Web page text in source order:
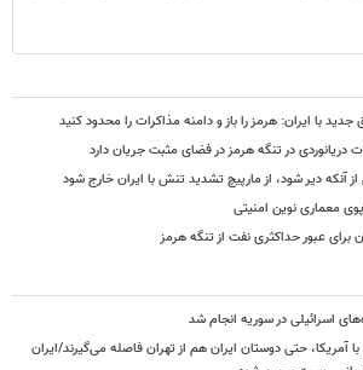
جدید با ایران: هرمز را باز و دامنه مذاکرات را محدود کنید
دریانوردی در تنگه هرمز در فضای مثبت جریان دارد
آنکه دیر شود، از مارپیچ تشدید تنش با ایران خارج شود
معماری نوین امنیتی
برای عبور حداکثری نفت از تنگه هرمز
اسرائیلی در سوریه انجام شد
حتی دوستان ایران هم از تهران فاصله می‌گیرند/ایران